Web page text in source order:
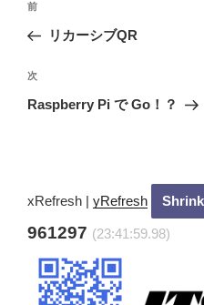
ナ
ビ
ゲ
ン
過
去
投
稿
前
リカーシブQR
次
の
次
Raspberry Pi で Go！？
xRefresh | yRefresh
961297 (23:42:0.98)